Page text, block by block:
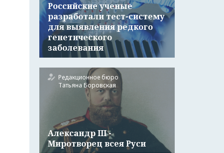
Российские ученые
разработали тест-систему
для выявления редкого
генетического
заболевания
Редакционное бюро
Татьяна Боровская
Александр III -
Миротворец всея Руси